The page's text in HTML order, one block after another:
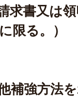
求書又は
限る。）
補強方法